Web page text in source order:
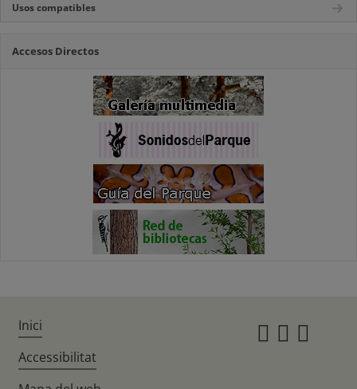
Usos compatibles
Accesos Directos
Inici
Accessibilitat